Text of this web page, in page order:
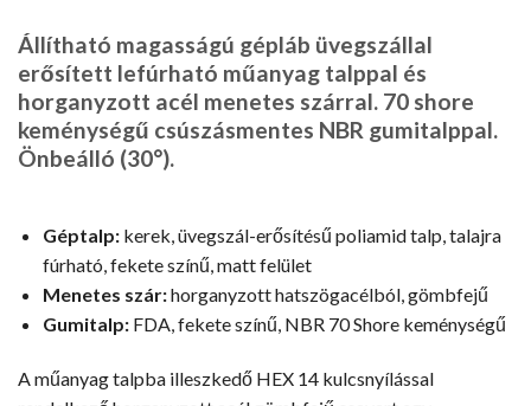
Állítható magasságú gépláb üvegszállal
erősített lefúrható műanyag talppal és
horganyzott acél menetes szárral. 70 shore
keménységű csúszásmentes NBR gumitalppal.
Önbeálló (30°).
Géptalp:kerek, üvegszál-erősítésű poliamid talp, talajra
fúrható, fekete színű, matt felület
Menetes szár:horganyzott hatszögacélból, gömbfejű
Gumitalp:FDA, fekete színű, NBR 70 Shore keménységű
A műanyag talpba illeszkedő HEX 14 kulcsnyílással